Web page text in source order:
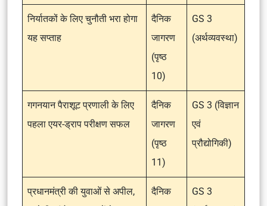
निर्यातकों के लिए चुनौती भरा होगा
यह सप्ताह
दैनिक
जागरण
(पृष्ठ
10)
GS 3
(अर्थव्यवस्था)
गगनयान पैराशूट प्रणाली के लिए
पहला एयर-ड्राप परीक्षण सफल
दैनिक
जागरण
(पृष्ठ
11)
GS 3 (विज्ञान
एवं
प्रौद्योगिकी)
प्रधानमंत्री की युवाओं से अपील,
दैनिक
GS 3